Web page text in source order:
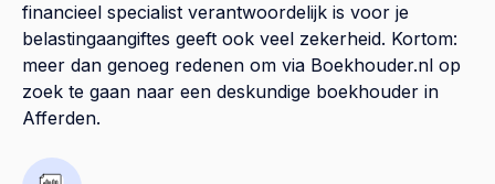
financieel specialist verantwoordelijk is voor je
belastingaangiftes geeft ook veel zekerheid. Kortom:
meer dan genoeg redenen om via Boekhouder.nl op
zoek te gaan naar een deskundige boekhouder in
Afferden.